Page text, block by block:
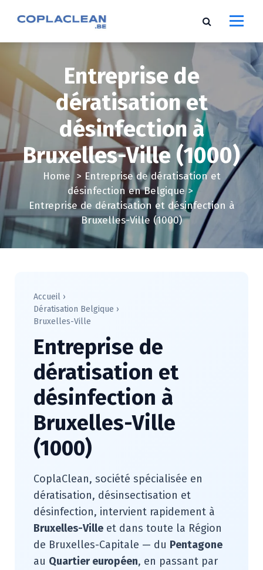
e
n
t
Entreprise de
dératisation et
désinfection à
Bruxelles-Ville (1000)
Home > Entreprise de dératisation et
désinfection en Belgique>
Entreprise de dératisation et désinfection à
Bruxelles-Ville (1000)
Accueil ›
Dératisation Belgique ›
Bruxelles-Ville
Entreprise de
dératisation et
désinfection à
Bruxelles-Ville
(1000)
CoplaClean, société spécialisée en
dératisation, désinsectisation et
désinfection, intervient rapidement à
Bruxelles-Ville et dans toute la Région
de Bruxelles-Capitale — du Pentagone
au Quartier européen, en passant par